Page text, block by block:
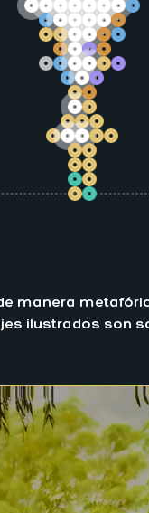
manera
ilustrados son